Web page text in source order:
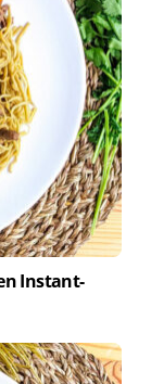
Instant-